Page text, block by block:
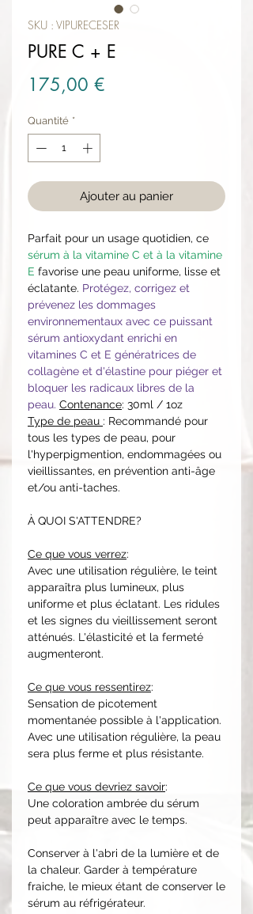
SKU : VIPURECESER
PURE C + E
175,00 €
Quantité *
Ajouter au panier
Parfait pour un usage quotidien, ce
sérum à la vitamine C et à la vitamine
E favorise une peau uniforme, lisse et
éclatante. Protégez, corrigez et
prévenez les dommages
environnementaux avec ce puissant
sérum antioxydant enrichi en
vitamines C et E génératrices de
collagène et d'élastine pour piéger et
bloquer les radicaux libres de la
peau. Contenance: 30ml / 1oz
Type de peau : Recommandé pour
tous les types de peau, pour
l'hyperpigmention, endommagées ou
vieillissantes, en prévention anti-âge
et/ou anti-taches.
À QUOI S'ATTENDRE?
Ce que vous verrez:
Avec une utilisation régulière, le teint
apparaîtra plus lumineux, plus
uniforme et plus éclatant. Les ridules
et les signes du vieillissement seront
atténués. L'élasticité et la fermeté
augmenteront.
Ce que vous ressentirez:
Sensation de picotement
momentanée possible à l'application.
Avec une utilisation régulière, la peau
sera plus ferme et plus résistante.
Ce que vous devriez savoir:
Une coloration ambrée du sérum
peut apparaître avec le temps.
Conserver à l'abri de la lumière et de
la chaleur. Garder à température
fraiche, le mieux étant de conserver le
sérum au réfrigérateur.